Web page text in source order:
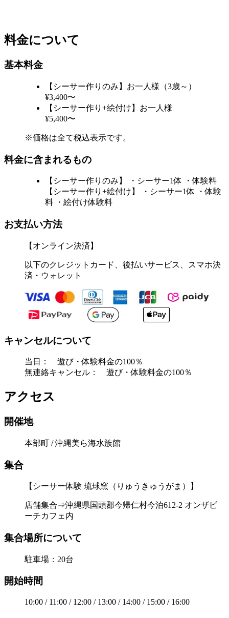
料金について
基本料金
【シーサー作りのみ】お一人様（3歳～）
¥3,400〜
【シーサー作り+絵付け】お一人様
¥5,400〜
※価格は全て税込表示です。
料金に含まれるもの
【シーサー作りのみ】 ・シーサー1体 ・体験料
【シーサー作り+絵付け】 ・シーサー1体 ・体験
料 ・絵付け体験料
お支払い方法
【オンライン決済】
以下のクレジットカード、後払いサービス、スマホ決
済・ウォレット
キャンセルについて
当日： 遊び・体験料金の100％
無連絡キャンセル： 遊び・体験料金の100％
アクセス
開催地
本部町 / 沖縄美ら海水族館
集合
【シーサー体験 琉球窯（りゅうきゅうがま）】
店舗集合⇒沖縄県国頭郡今帰仁村今泊612-2 オンザビ
ーチカフェ内
集合場所について
駐車場：20台
開始時間
10:00 / 11:00 / 12:00 / 13:00 / 14:00 / 15:00 / 16:00